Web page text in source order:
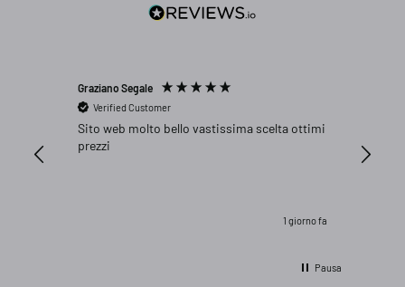
Graziano Segale
Verified Customer
Sito web molto bello vastissima scelta ottimi
prezzi
1 giorno fa
Pausa